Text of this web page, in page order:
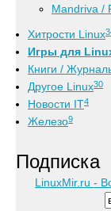
Mandriva /
Хитрости Linux
Игры для
Книги /
Другое Linux30
Новости IT4
Железо9
Подписка
LinuxMir.ru -